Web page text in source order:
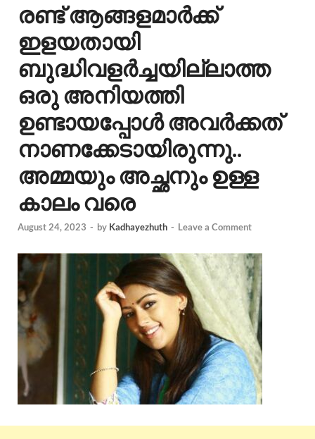
രണ്ട് ആങ്ങളമാർക്ക്
ഇളയതായി
ബുദ്ധിവളർച്ചയില്ലാത്ത
ഒരു അനിയത്തി
ഉണ്ടായപ്പോൾ അവർക്കത്
നാണക്കേടായിരുന്നു..
അമ്മയും അച്ഛനും ഉള്ള
കാലം വരെ
August 24, 2023 - by Kadhayezhuth - Leave a Comment